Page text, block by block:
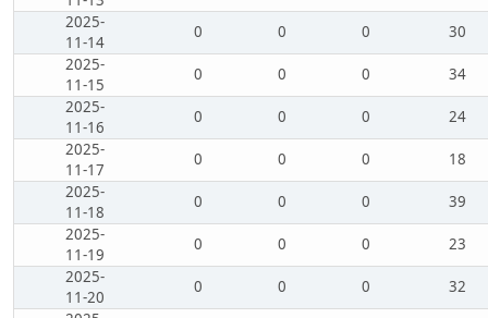
2025-
11-14
0 0 0
30
2025-
11-15
0 0 0
34
2025-
11-16
0 0 0
24
2025-
11-17
0 0 0
18
2025-
11-18
0 0 0
39
2025-
11-19
0 0 0
23
2025-
11-20
0 0 0
32